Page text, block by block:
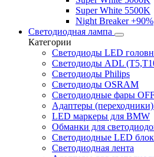
Super White 5500K
Night Breaker +90%
Светодиодная лампа
Категории
Светодиоды LED
Светодиоды ADL
Светодиоды Philips
Светодиоды OSRAM
Светодиодные фары
Адаптеры
LED маркеры для BMW
Обманки для
Светодиодные LED
Светодиодная лента